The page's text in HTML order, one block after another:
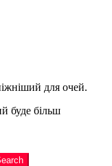
для очей.
буде більш